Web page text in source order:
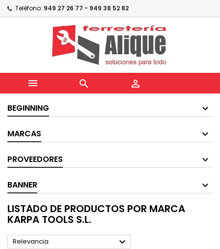
Teléfono: 949 27 26 77 - 949 38 52 82
  
BEGINNING
MARCAS
PROVEEDORES
BANNER
LISTADO DE PRODUCTOS POR MARCA
KARPA TOOLS S.L.
Relevancia 